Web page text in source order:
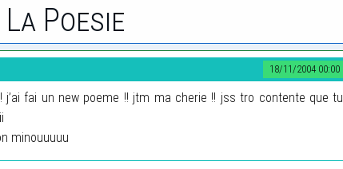
Poesie
18/11/2004 00:00
fai un new poeme !! jtm ma cherie !! jss tro contente que tu
minouuuuu